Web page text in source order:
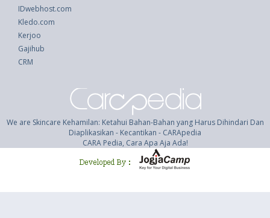
IDwebhost.com
Kledo.com
Kerjoo
Gajihub
CRM
We are Skincare Kehamilan: Ketahui Bahan-Bahan yang Harus Dihindari Dan
Diaplikasikan - Kecantikan - CARApedia
CARA Pedia, Cara Apa Aja Ada!